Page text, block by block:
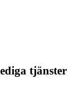
tjänster